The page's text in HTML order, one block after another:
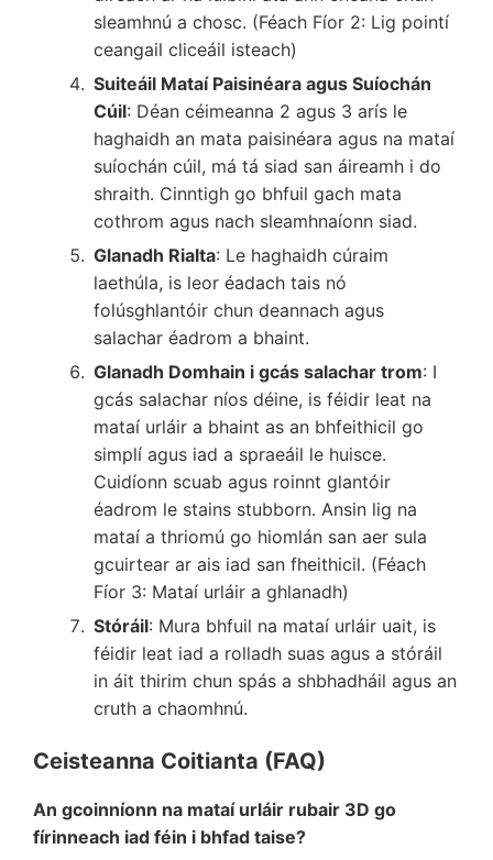
sleamhnú a chosc. (Féach Fíor 2: Lig pointí
ceangail cliceáil isteach)
Suiteáil Mataí Paisinéara agus Suíochán
Cúil: Déan céimeanna 2 agus 3 arís le
haghaidh an mata paisinéara agus na mataí
suíochán cúil, má tá siad san áireamh i do
shraith. Cinntigh go bhfuil gach mata
cothrom agus nach sleamhnaíonn siad.
Glanadh Rialta: Le haghaidh cúraim
laethúla, is leor éadach tais nó
folúsghlantóir chun deannach agus
salachar éadrom a bhaint.
Glanadh Domhain i gcás salachar trom: I
gcás salachar níos déine, is féidir leat na
mataí urláir a bhaint as an bhfeithicil go
simplí agus iad a spraeáil le huisce.
Cuidíonn scuab agus roinnt glantóir
éadrom le stains stubborn. Ansin lig na
mataí a thriomú go hiomlán san aer sula
gcuirtear ar ais iad san fheithicil. (Féach
Fíor 3: Mataí urláir a ghlanadh)
Stóráil: Mura bhfuil na mataí urláir uait, is
féidir leat iad a rolladh suas agus a stóráil
in áit thirim chun spás a shbhadháil agus an
cruth a chaomhnú.
Ceisteanna Coitianta (FAQ)
An gcoinníonn na mataí urláir rubair 3D go
fírinneach iad féin i bhfad taise?